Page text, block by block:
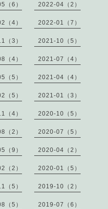
（6） 2022-04（2）
（4） 2022-01（7）
（3） 2021-10（5）
（4） 2021-07（4）
（5） 2021-04（4）
（5） 2021-01（3）
（4） 2020-10（5）
（2） 2020-07（5）
（9） 2020-04（2）
（2） 2020-01（5）
（5） 2019-10（2）
（5） 2019-07（6）